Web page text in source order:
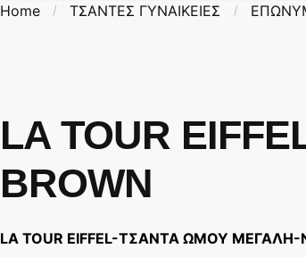
Home / ΤΣΑΝΤΕΣ ΓΥΝΑΙΚΕΙΕΣ /
LA TOUR
BROWN
LA TOUR EIFFEL-ΤΣΑΝΤΑ ΩΜΟΥ ΜΕΓΑΛΗ-